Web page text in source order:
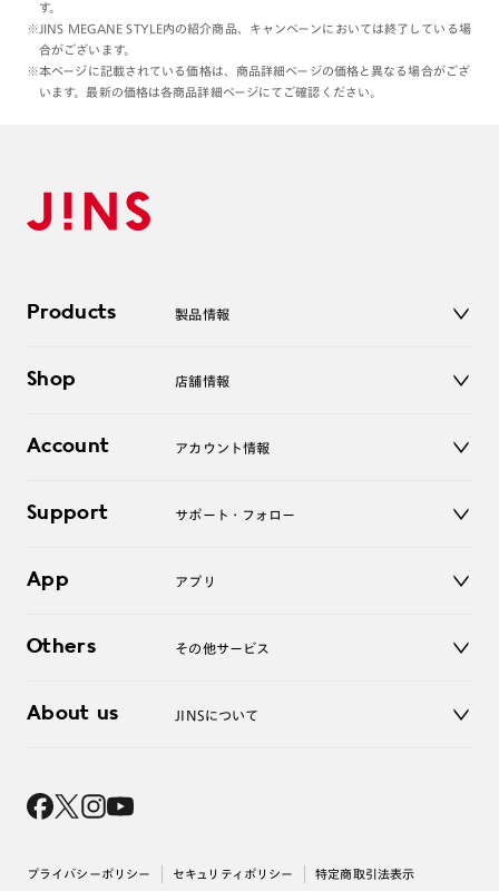
す。
※JINS MEGANE STYLE内の紹介商品、キャンペーンにおいては終了している場
合がございます。
※本ページに記載されている価格は、商品詳細ページの価格と異なる場合がござ
います。最新の価格は各商品詳細ページにてご確認ください。
Products 製品情報
サングラス
コンタクトレンズ
アクセサリー
Shop 店舗情報
オンラインショップ
Account アカウント情報
ログアウト
Support サポート・フォロー
よくあるご質問
お問い合わせ
App アプリ
Others その他サービス
レンズ交換
About us JINSについて
採用情報
出店について
プライバシーポリシー セキュリティポリシー 特定商取引法表示